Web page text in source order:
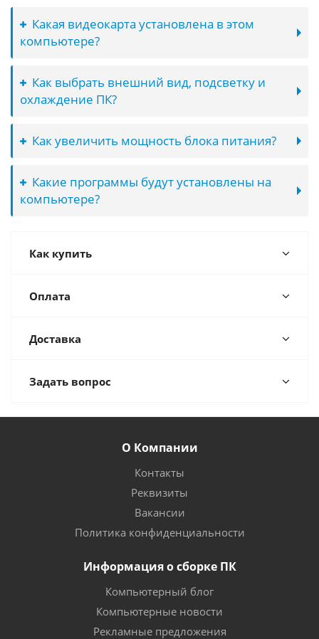
Какая видеокарта установлена в этом
компьютере?
Как выбрать внешний вид, подсветку и
охлаждение ПК?
Как увеличить мощность блока питания?
Какие программы будут установлены на
компьютере?
Как купить
Оплата
Доставка
Задать вопрос
О Компании
Контакты
Реквизиты
Вакансии
Политика конфиденциальности
Информация о сборке ПК
Компьютерный блог
Компьютерные новости
Рекламные предложения